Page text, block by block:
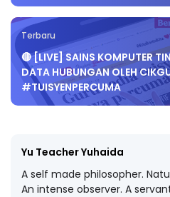
Terbaru
🔴 [LIVE] SAINS KOMPUTER
DATA HUBUNGAN OLEH
#TUISYENPERCUMA
Yu Teacher Yuhaida
A self made philosopher.
An intense observer. A